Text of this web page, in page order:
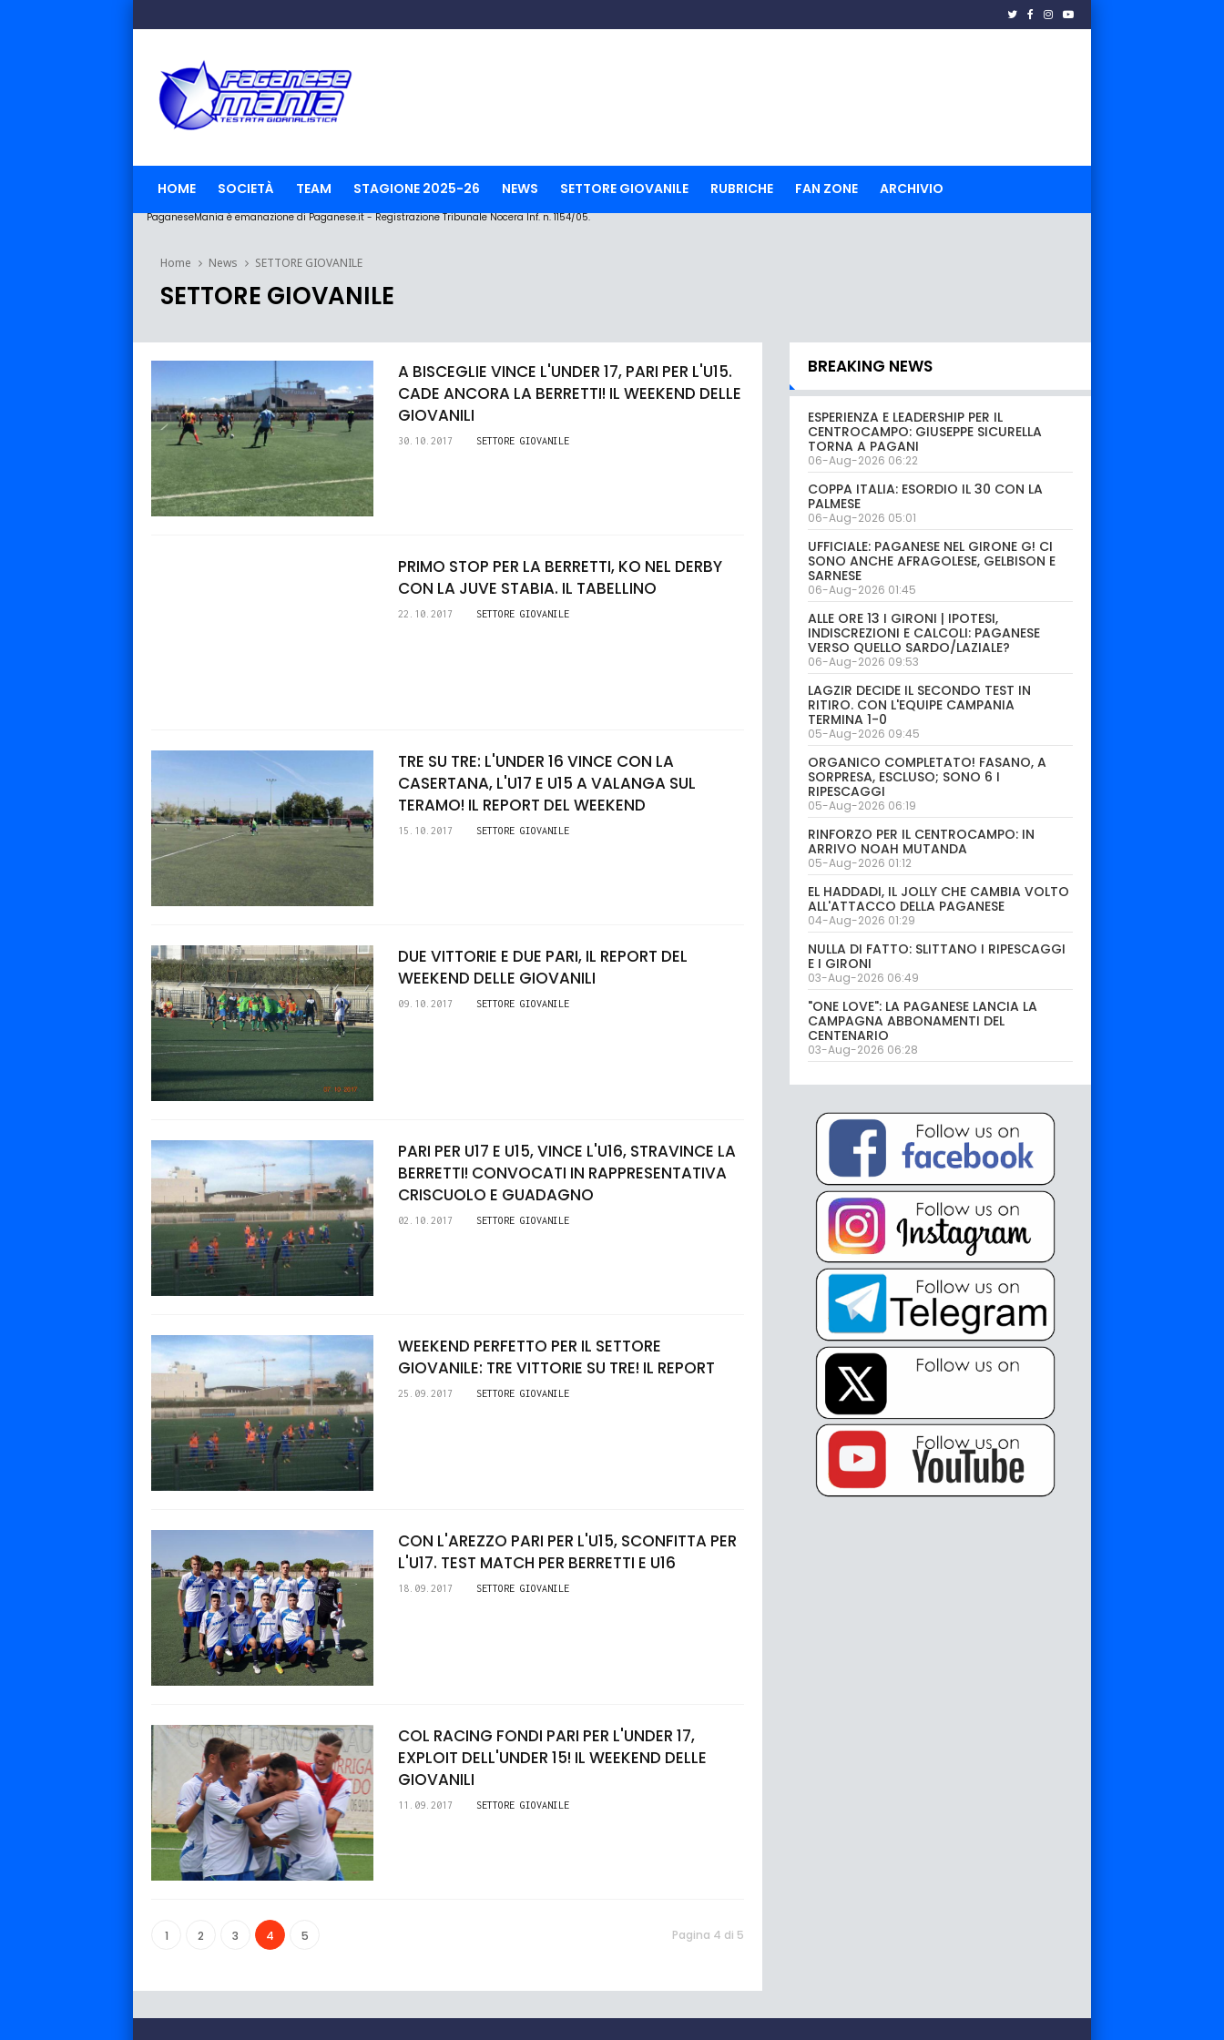
HOME SOCIETÀ TEAM STAGIONE 2025-26 NEWS SETTORE GIOVANILE RUBRICHE FAN ZONE ARCHIVIO
PaganeseMania è emanazione di Paganese.it - Registrazione Tribunale Nocera Inf. n. 1154/05.
Home News SETTORE GIOVANILE
SETTORE GIOVANILE
A BISCEGLIE VINCE L'UNDER 17, PARI PER L'U15.
CADE ANCORA LA BERRETTI! IL WEEKEND DELLE
GIOVANILI
30.10.2017 SETTORE GIOVANILE
PRIMO STOP PER LA BERRETTI, KO NEL DERBY
CON LA JUVE STABIA. IL TABELLINO
22.10.2017 SETTORE GIOVANILE
TRE SU TRE: L'UNDER 16 VINCE CON LA
CASERTANA, L'U17 E U15 A VALANGA SUL
TERAMO! IL REPORT DEL WEEKEND
15.10.2017 SETTORE GIOVANILE
DUE VITTORIE E DUE PARI, IL REPORT DEL
WEEKEND DELLE GIOVANILI
09.10.2017 SETTORE GIOVANILE
PARI PER U17 E U15, VINCE L'U16, STRAVINCE LA
BERRETTI! CONVOCATI IN RAPPRESENTATIVA
CRISCUOLO E GUADAGNO
02.10.2017 SETTORE GIOVANILE
WEEKEND PERFETTO PER IL SETTORE
GIOVANILE: TRE VITTORIE SU TRE! IL REPORT
25.09.2017 SETTORE GIOVANILE
CON L'AREZZO PARI PER L'U15, SCONFITTA PER
L'U17. TEST MATCH PER BERRETTI E U16
18.09.2017 SETTORE GIOVANILE
COL RACING FONDI PARI PER L'UNDER 17,
EXPLOIT DELL'UNDER 15! IL WEEKEND DELLE
GIOVANILI
11.09.2017 SETTORE GIOVANILE
1 2 3 4 5 Pagina 4 di 5
BREAKING NEWS
ESPERIENZA E LEADERSHIP PER IL
CENTROCAMPO: GIUSEPPE SICURELLA
TORNA A PAGANI
06-Aug-2026 06:22
COPPA ITALIA: ESORDIO IL 30 CON LA
PALMESE
06-Aug-2026 05:01
UFFICIALE: PAGANESE NEL GIRONE G! CI
SONO ANCHE AFRAGOLESE, GELBISON E
SARNESE
06-Aug-2026 01:45
ALLE ORE 13 I GIRONI | IPOTESI,
INDISCREZIONI E CALCOLI: PAGANESE
VERSO QUELLO SARDO/LAZIALE?
06-Aug-2026 09:53
LAGZIR DECIDE IL SECONDO TEST IN
RITIRO. CON L'EQUIPE CAMPANIA
TERMINA 1-0
05-Aug-2026 09:45
ORGANICO COMPLETATO! FASANO, A
SORPRESA, ESCLUSO; SONO 6 I
RIPESCAGGI
05-Aug-2026 06:19
RINFORZO PER IL CENTROCAMPO: IN
ARRIVO NOAH MUTANDA
05-Aug-2026 01:12
EL HADDADI, IL JOLLY CHE CAMBIA VOLTO
ALL'ATTACCO DELLA PAGANESE
04-Aug-2026 01:29
NULLA DI FATTO: SLITTANO I RIPESCAGGI
E I GIRONI
03-Aug-2026 06:49
"ONE LOVE": LA PAGANESE LANCIA LA
CAMPAGNA ABBONAMENTI DEL
CENTENARIO
03-Aug-2026 06:28